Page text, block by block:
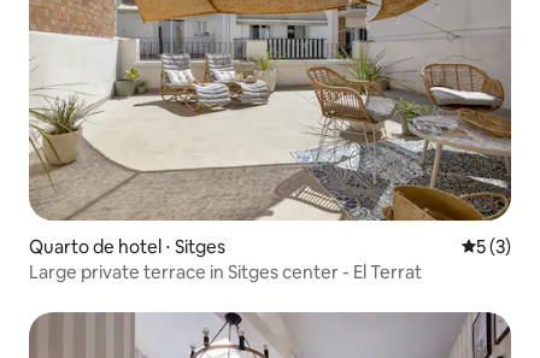
Quarto de hotel ⋅ Sitges 5 de
5 (3)
Large private terrace in Sitges center - El Terrat